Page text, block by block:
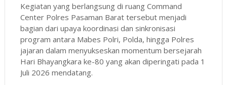
Kegiatan yang berlangsung di ruang Command
Center Polres Pasaman Barat tersebut menjadi
bagian dari upaya koordinasi dan sinkronisasi
program antara Mabes Polri, Polda, hingga Polres
jajaran dalam menyukseskan momentum bersejarah
Hari Bhayangkara ke-80 yang akan diperingati pada 1
Juli 2026 mendatang.